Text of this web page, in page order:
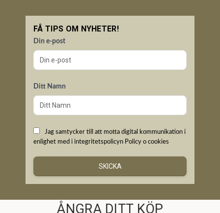
FÅ TIPS OM NYHETER!
Din e-post
Ditt Namn
Jag samtycker till att motta digital kommunikation i
enlighet med i integritetspolicyn Policy o cookies
SKICKA
ÅNGRA DITT KÖP